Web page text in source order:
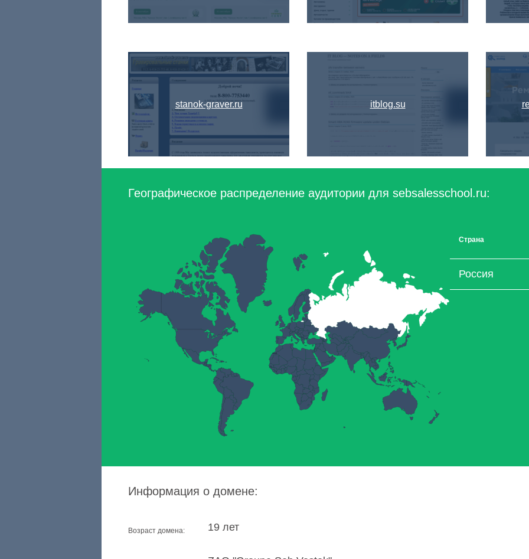
stanok-graver.ru itblog.su
Географическое распределение аудитории для sebsalesschool.ru:
Страна
Россия
Информация о домене:
Возраст домена: 19 лет